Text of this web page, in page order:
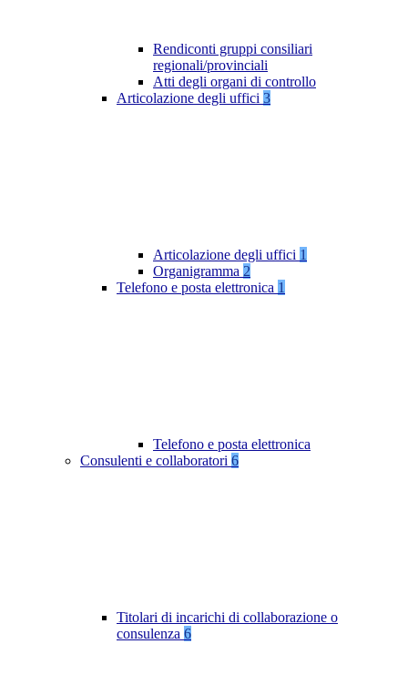
Rendiconti gruppi consiliari
regionali/provinciali
Atti degli organi di controllo
Articolazione degli uffici 3
Articolazione degli uffici 1
Organigramma 2
Telefono e posta elettronica 1
Telefono e posta elettronica
Consulenti e collaboratori 6
Titolari di incarichi di collaborazione o
consulenza 6